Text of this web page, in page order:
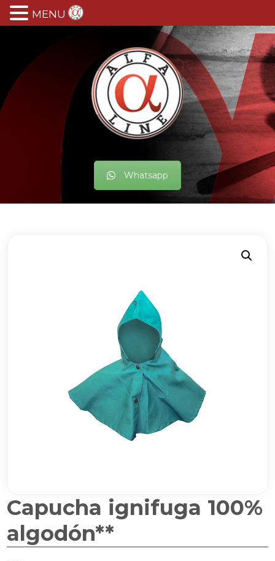
Whatsapp
Capucha ignifuga 100%
algodón**
MENU